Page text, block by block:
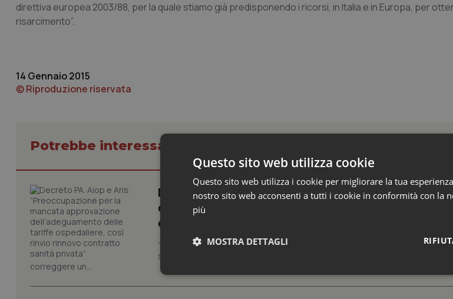
direttiva europea 2003/88, per la quale stiamo già predisponendo i ricorsi, in Italia e in Europa, per
risarcimento”.
14 Gennaio 2015
© Riproduzione riservata
Potrebbe interessarti in Lavoro e Professioni
Decreto PA. Aiop e Aris: “Preoccupazione per la
dell’adeguamento delle tariffe ospedaliere, così
contratto sanità privata”
“Nel Decreto PA era prevista una norma che, dopo quattordici anni,
sull'adeguamento delle tariffe ospedaliere, seppur in modo parziale,
correggere un...
Questo sito web utilizza cookie
Questo sito web utilizza i cookie per migliorare la tua
nostro sito web acconsenti a tutti i cookie in conformità con la
più
MOSTRA DETTAGLI
Necessari Statistici